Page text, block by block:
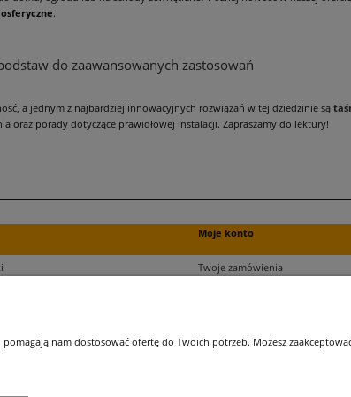
.
do zaawansowanych zastosowań
a jednym z najbardziej innowacyjnych rozwiązań w tej dziedzinie są
oraz porady dotyczące prawidłowej instalacji. Zapraszamy do lektury!
Moje konto
Twoje zamówienia
nam dostosować ofertę do Twoich potrzeb. Możesz